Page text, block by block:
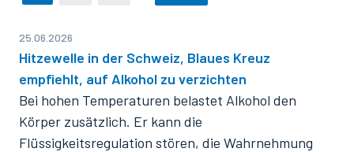
25.06.2026
Hitzewelle in der Schweiz, Blaues Kreuz
empfiehlt, auf Alkohol zu verzichten
Bei hohen Temperaturen belastet Alkohol den
Körper zusätzlich. Er kann die
Flüssigkeitsregulation stören, die Wahrnehmung